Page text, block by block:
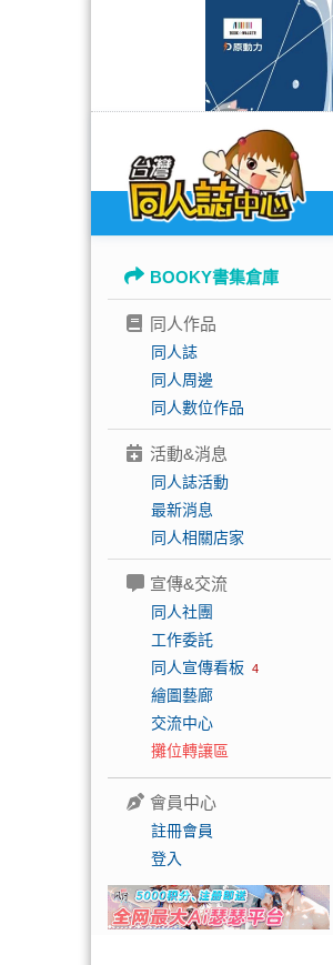
BOOKY書集倉庫
同人作品
同人誌
同人周邊
同人數位作品
活動&消息
同人誌活動
最新消息
同人相關店家
宣傳&交流
同人社團
工作委託
同人宣傳看板 4
繪圖藝廊
交流中心
攤位轉讓區
會員中心
註冊會員
登入